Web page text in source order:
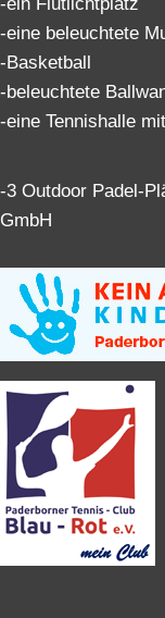
-eine beleuchtete
-Basketball
-beleuchtete
-eine Tennishalle
-3 Outdoor Padel-
GmbH